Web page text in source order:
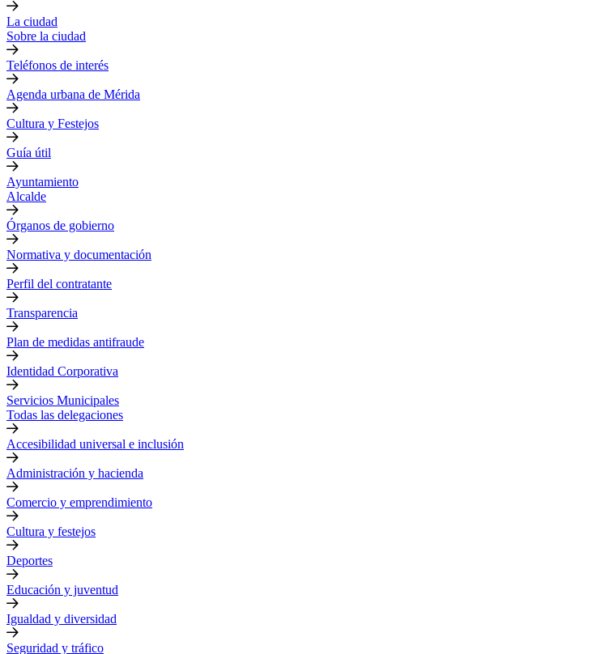
La ciudad
Sobre la ciudad
Teléfonos de interés
Agenda urbana de Mérida
Cultura y Festejos
Guía útil
Ayuntamiento
Alcalde
Órganos de gobierno
Normativa y documentación
Perfil del contratante
Transparencia
Plan de medidas antifraude
Identidad Corporativa
Servicios Municipales
Todas las delegaciones
Accesibilidad universal e inclusión
Administración y hacienda
Comercio y emprendimiento
Cultura y festejos
Deportes
Educación y juventud
Igualdad y diversidad
Seguridad y tráfico